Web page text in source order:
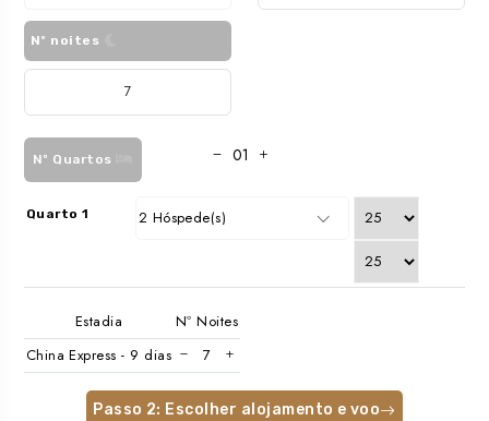
Nº noites
Nº Quartos
Quarto 1 2 Hóspede(s)
Estadia
Nº Noites
China Express - 9 dias
Passo 2: Escolher alojamento e voo